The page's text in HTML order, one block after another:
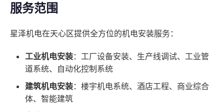
服务范围
星泽机电在天心区提供全方位的机电安装服务：
工业机电安装：工厂设备安装、生产线调试、工业管
道系统、自动化控制系统
建筑机电安装：楼宇机电系统、酒店工程、商业综合
体、智能建筑